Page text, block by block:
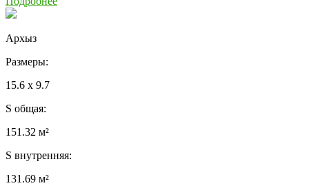
Архыз
Размеры:
15.6 x 9.7
S общая:
151.32 м²
S внутренняя:
131.69 м²